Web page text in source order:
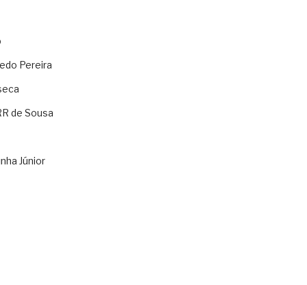
Pereira
de Sousa
Júnior